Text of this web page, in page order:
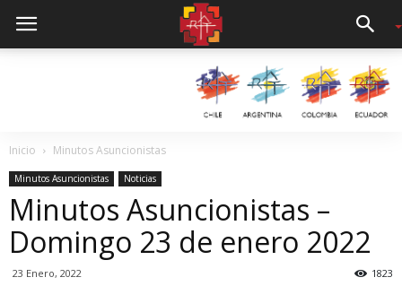
Inicio Minutos Asuncionistas
Minutos Asuncionistas Noticias
Minutos Asuncionistas –
Domingo 23 de enero 2022
23 Enero, 2022 1823